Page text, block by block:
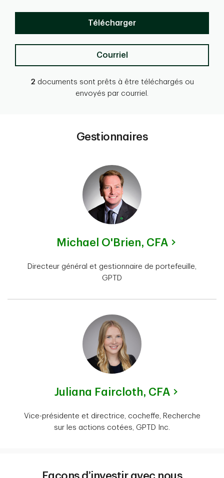
Télécharger
Courriel
2 documents sont prêts à être téléchargés ou
envoyés par courriel.
Gestionnaires
Michael O'Brien, CFA
Directeur général et gestionnaire de portefeuille,
GPTD
Juliana Faircloth, CFA
Vice-présidente et directrice, cocheffe, Recherche
sur les actions cotées, GPTD Inc.